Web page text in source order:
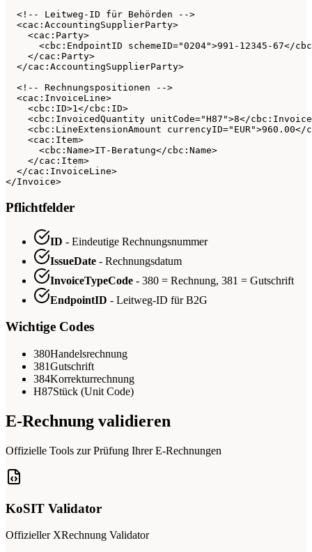
  <!-- Leitweg-ID für Behörden -->
  <cac:AccountingSupplierParty>
    <cac:Party>
<cbc:EndpointID schemeID="0204">991-12345-67</
    </cac:Party>
  </cac:AccountingSupplierParty>
  <!-- Rechnungspositionen -->
  <cac:InvoiceLine>
    <cbc:ID>1</cbc:ID>
<cbc:InvoicedQuantity unitCode="H87">8</
<cbc:LineExtensionAmount currencyID="EUR">960.00</
    <cac:Item>
      <cbc:Name>IT-Beratung</cbc:Name>
    </cac:Item>
  </cac:InvoiceLine>
</Invoice>
Pflichtfelder
ID - Eindeutige Rechnungsnummer
IssueDate - Rechnungsdatum
InvoiceTypeCode - 380 = Rechnung, 381 = Gutschrift
EndpointID - Leitweg-ID für B2G
Wichtige Codes
380Handelsrechnung
381Gutschrift
384Korrekturrechnung
H87Stück (Unit Code)
E-Rechnung validieren
Offizielle Tools zur Prüfung Ihrer E-Rechnungen
KoSIT Validator
Offizieller XRechnung Validator